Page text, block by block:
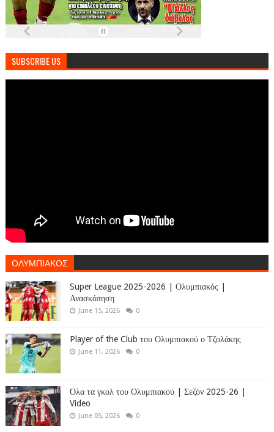
SUBSCRIBE US
ΟΛΥΜΠΙΑΚΟΣ
Super League 2025-2026 | Ολυμπιακός |
Ανασκόπηση
June 15, 2026 0
Player of the Club του Ολυμπιακού ο Τζολάκης
June 11, 2026 0
Όλα τα γκολ του Ολυμπιακού | Σεζόν 2025-26 |
Video
June 05, 2026 0